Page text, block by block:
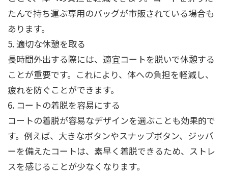
たんで持ち運ぶ専用のバッグが市販されている場合も
あります。
5. 適切な休憩を取る
長時間外出する際には、適宜コートを脱いで休憩する
ことが重要です。これにより、体への負担を軽減し、
疲れを防ぐことができます。
6. コートの着脱を容易にする
コートの着脱が容易なデザインを選ぶことも効果的で
す。例えば、大きなボタンやスナップボタン、ジッパ
ーを備えたコートは、素早く着脱できるため、ストレ
スを感じることが少なくなります。